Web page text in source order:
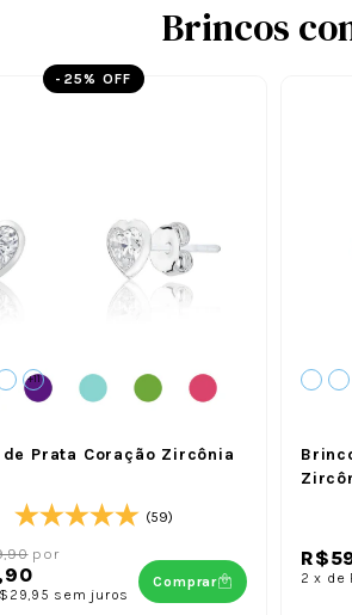
Brincos
- 25% OFF
+11
Prata Coração Zircônia
(59)
por
sem juros
Comprar 2 x de